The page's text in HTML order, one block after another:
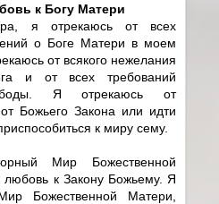
к Богу Матери
я отрекаюсь от всех
о Боге Матери в моем
от всякого нежелания
и от всех требований
Я отрекаюсь от
Божьего Закона или идти
к миру сему.
Мир Божественной
к Закону Божьему. Я
Божественной Матери,